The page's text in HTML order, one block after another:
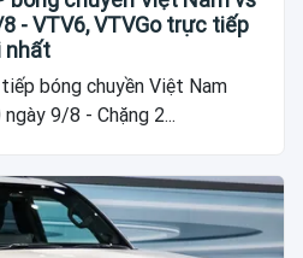
- VTV6, VTVGo trực tiếp
nhất
bóng chuyền Việt Nam
9/8 - Chặng 2...